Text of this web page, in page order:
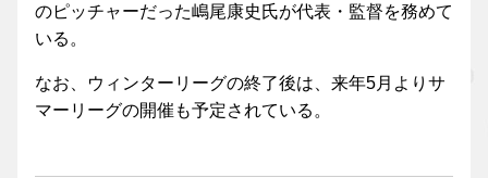
のピッチャーだった嶋尾康史氏が代表・監督を務めて
いる。
なお、ウィンターリーグの終了後は、来年5月よりサ
マーリーグの開催も予定されている。